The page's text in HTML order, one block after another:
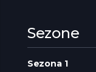
Sezone
Sezona 1